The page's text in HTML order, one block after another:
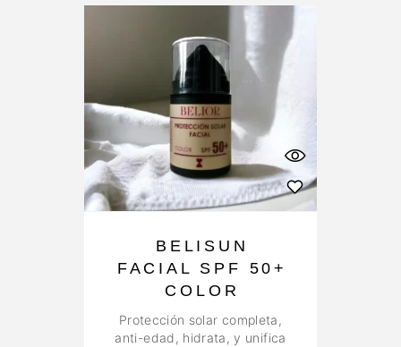
BELISUN
FACIAL SPF 50+
COLOR
Protección solar completa,
anti-edad, hidrata, y unifica